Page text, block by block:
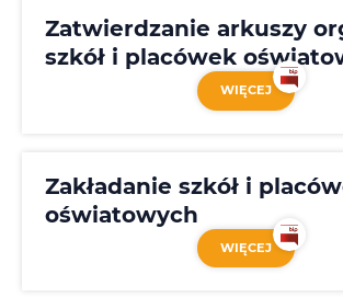
Zatwierdzanie arkuszy
szkół i placówek
WIĘCEJ
Zakładanie szkół i
oświatowych
WIĘCEJ